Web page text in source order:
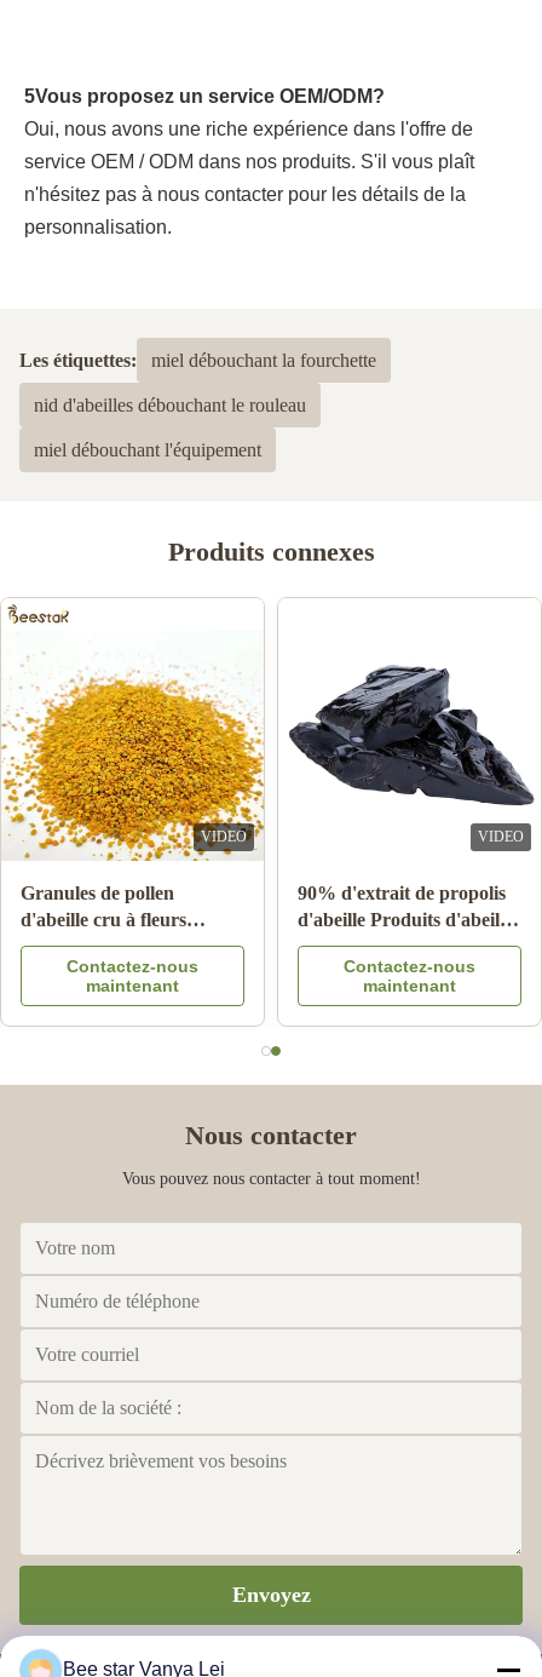
5Vous proposez un service OEM/ODM?
Oui, nous avons une riche expérience dans l'offre de
service OEM / ODM dans nos produits. S'il vous plaît
n'hésitez pas à nous contacter pour les détails de la
personnalisation.
Les étiquettes: miel débouchant la fourchette
nid d'abeilles débouchant le rouleau
miel débouchant l'équipement
Produits connexes
VIDEO
Vente en gros de miel
d'abeille naturel miel de
cidre 100% produits
d'abeille naturels en
provenance de Chine
Contactez-nous
maintenant
VIDEO
10-HDA 2% biologique,
fraîche gelée royale
naturelle de qualité
alimentaire pure
Contactez-nous
maintenant
Nous contacter
Vous pouvez nous contacter à tout moment!
Envoyez
Bee star Vanya Lei